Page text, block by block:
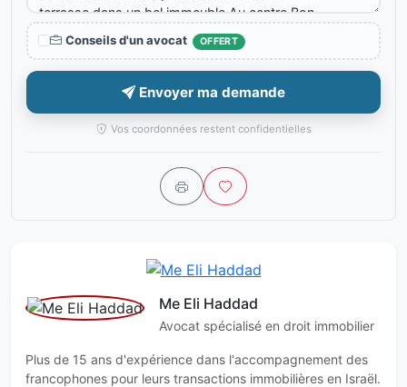
Conseils d'un avocat OFFERT
Envoyer ma demande
Vos coordonnées restent confidentielles
Me Eli Haddad
Avocat spécialisé en droit immobilier
Plus de 15 ans d'expérience dans l'accompagnement des
francophones pour leurs transactions immobilières en Israël.